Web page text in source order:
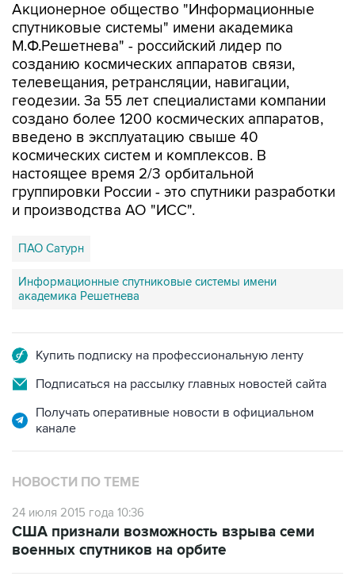
Акционерное общество "Информационные
спутниковые системы" имени академика
М.Ф.Решетнева" - российский лидер по
созданию космических аппаратов связи,
телевещания, ретрансляции, навигации,
геодезии. За 55 лет специалистами компании
создано более 1200 космических аппаратов,
введено в эксплуатацию свыше 40
космических систем и комплексов. В
настоящее время 2/3 орбитальной
группировки России - это спутники разработки
и производства АО "ИСС".
ПАО Сатурн
Информационные спутниковые системы имени
академика Решетнева
Купить подписку на профессиональную ленту
Подписаться на рассылку главных новостей сайта
Получать оперативные новости в официальном
канале
НОВОСТИ ПО ТЕМЕ
24 июля 2015 года 10:36
США признали возможность взрыва семи
военных спутников на орбите